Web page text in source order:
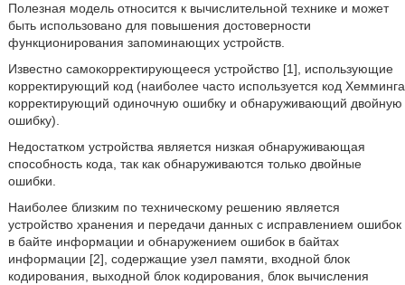
Полезная модель относится к вычислительной технике и может
быть использовано для повышения достоверности
функционирования запоминающих устройств.
Известно самокорректирующееся устройство [1], использующие
корректирующий код (наиболее часто используется код Хемминга
корректирующий одиночную ошибку и обнаруживающий двойную
ошибку).
Недостатком устройства является низкая обнаруживающая
способность кода, так как обнаруживаются только двойные
ошибки.
Наиболее близким по техническому решению является
устройство хранения и передачи данных с исправлением ошибок
в байте информации и обнаружением ошибок в байтах
информации [2], содержащие узел памяти, входной блок
кодирования, выходной блок кодирования, блок вычисления